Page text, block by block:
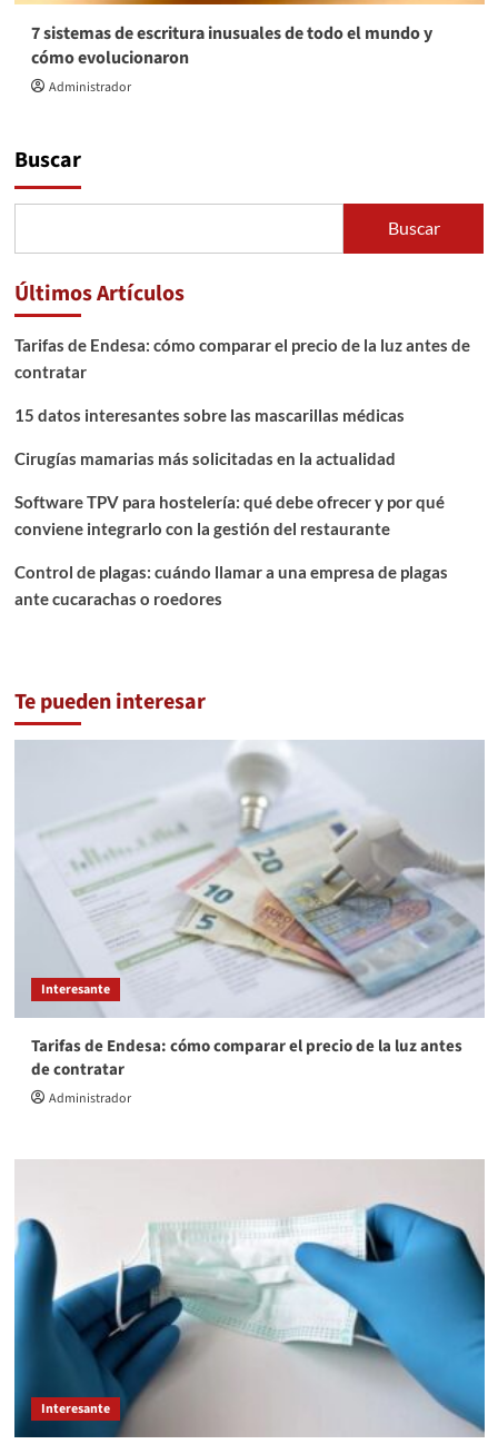
7 sistemas de escritura inusuales de todo el mundo y
cómo evolucionaron
Administrador
Buscar
Buscar
Últimos Artículos
Tarifas de Endesa: cómo comparar el precio de la luz antes de
contratar
15 datos interesantes sobre las mascarillas médicas
Cirugías mamarias más solicitadas en la actualidad
Software TPV para hostelería: qué debe ofrecer y por qué
conviene integrarlo con la gestión del restaurante
Control de plagas: cuándo llamar a una empresa de plagas
ante cucarachas o roedores
Te pueden interesar
Interesante
Tarifas de Endesa: cómo comparar el precio de la luz antes
de contratar
Administrador
Interesante